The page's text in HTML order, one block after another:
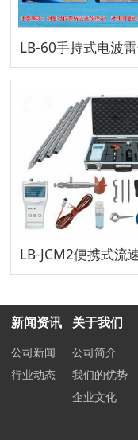
新闻资讯
公司新闻
行业动态
关于我们
公司简介
我们的优势
企业文化